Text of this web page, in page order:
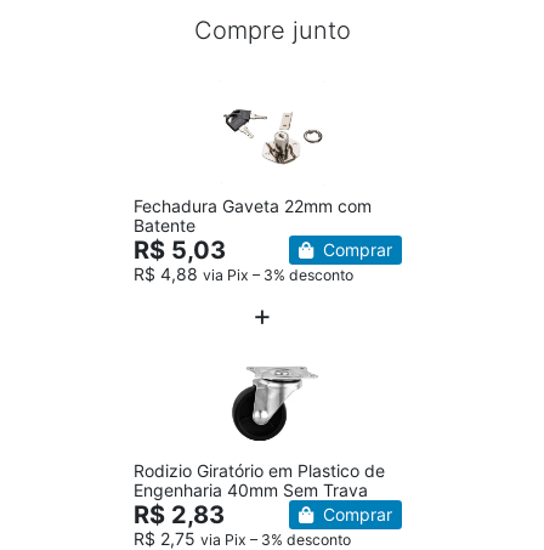
Compre junto
Fechadura Gaveta 22mm com
Batente
R$ 5,03
R$ 4,88 via Pix – 3% desconto
Comprar
Rodizio Giratório em Plastico de
Engenharia 40mm Sem Trava
R$ 2,83
R$ 2,75 via Pix – 3% desconto
Comprar